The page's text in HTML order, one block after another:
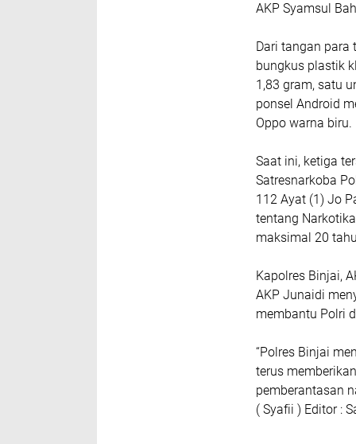
AKP Syamsul
Dari tangan para
bungkus plastik
1,83 gram, satu
ponsel Android
Oppo warna biru.
Saat ini, ketiga
Satresnarkoba
112 Ayat (1) Jo
tentang
maksimal 20
Kapolres Binjai,
AKP Junaidi
membantu Polri
“Polres Binjai
terus
pemberantasan
( Syafii ) Editor :